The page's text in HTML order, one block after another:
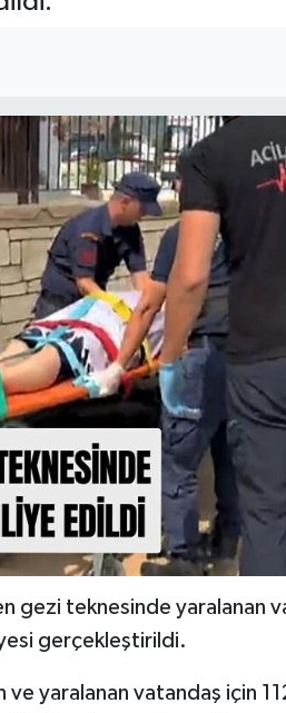
gezi teknesinde yaralanan
gerçekleştirildi.
ve yaralanan vatandaş için